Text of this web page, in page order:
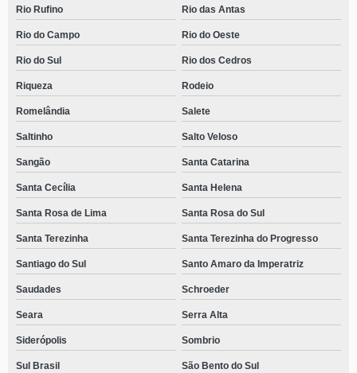
Rio Rufino Rio das Antas
Rio do Campo Rio do Oeste
Rio do Sul Rio dos Cedros
Riqueza Rodeio
Romelândia Salete
Saltinho Salto Veloso
Sangão Santa Catarina
Santa Cecília Santa Helena
Santa Rosa de Lima Santa Rosa do Sul
Santa Terezinha Santa Terezinha do Progresso
Santiago do Sul Santo Amaro da Imperatriz
Saudades Schroeder
Seara Serra Alta
Siderópolis Sombrio
Sul Brasil São Bento do Sul